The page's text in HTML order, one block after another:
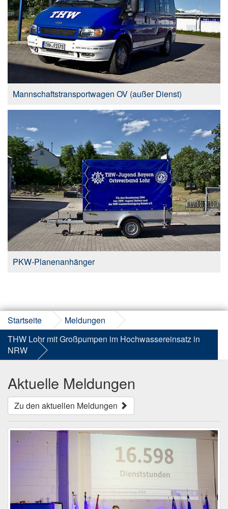
Mannschaftstransportwagen OV (außer Dienst)
PKW-Planenanhänger
Startseite
Meldungen
THW Lohr mit Großpumpen im Hochwassereinsatz in
NRW
Aktuelle Meldungen
Zu den aktuellen Meldungen